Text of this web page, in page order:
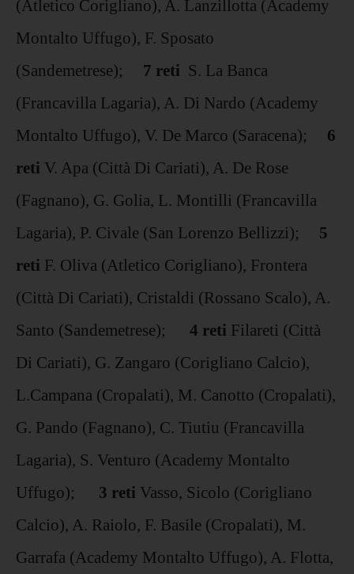
(Atletico Corigliano), A. Lanzillotta (Academy
Montalto Uffugo), F. Sposato
(Sandemetrese); 7 reti S. La Banca
(Francavilla Lagaria), A. Di Nardo (Academy
Montalto Uffugo), V. De Marco (Saracena);
6
reti V. Apa (Città Di Cariati), A. De Rose
(Fagnano), G. Golia, L. Montilli (Francavilla
Lagaria), P. Civale (San Lorenzo Bellizzi); 5
reti F. Oliva (Atletico Corigliano), Frontera
(Città Di Cariati), Cristaldi (Rossano Scalo), A.
Santo (Sandemetrese); 4 reti Filareti (Città
Di Cariati), G. Zangaro (Corigliano Calcio),
L.Campana (Cropalati), M. Canotto (Cropalati),
G. Pando (Fagnano), C. Tiutiu (Francavilla
Lagaria), S. Venturo (Academy Montalto
Uffugo); 3 reti Vasso, Sicolo (Corigliano
Calcio), A. Raiolo, F. Basile (Cropalati), M.
Garrafa (Academy Montalto Uffugo), A. Flotta,